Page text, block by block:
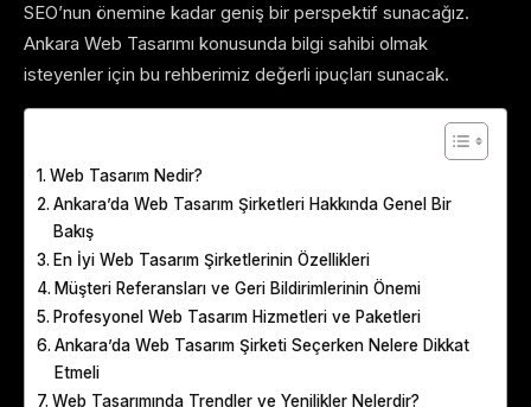
SEO’nun önemine kadar geniş bir perspektif sunacağız.
Ankara Web Tasarımı konusunda bilgi sahibi olmak
isteyenler için bu rehberimiz değerli ipuçları sunacak.
Web Tasarım Nedir?
Ankara’da Web Tasarım Şirketleri Hakkında Genel Bir
Bakış
En İyi Web Tasarım Şirketlerinin Özellikleri
Müşteri Referansları ve Geri Bildirimlerinin Önemi
Profesyonel Web Tasarım Hizmetleri ve Paketleri
Ankara’da Web Tasarım Şirketi Seçerken Nelere Dikkat
Etmeli
Web Tasarımında Trendler ve Yenilikler Nelerdir?